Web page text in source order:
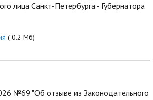
лица Санкт-Петербурга - Губернатора
( 0.2 Мб)
№69 "Об отзыве из Законодательного